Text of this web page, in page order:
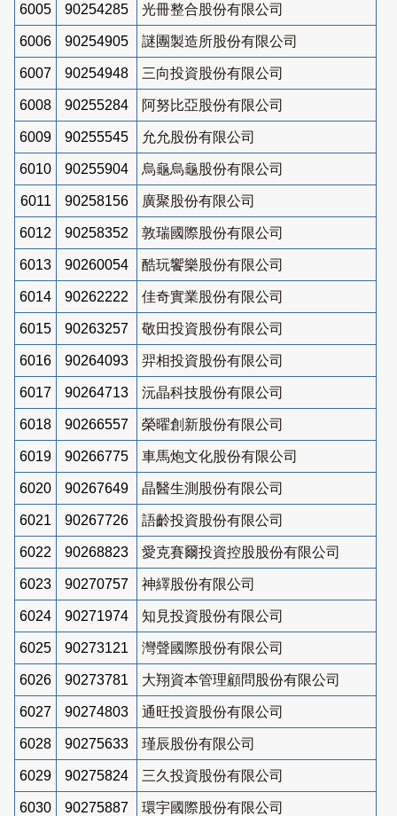
6005 90254285 光冊整合股份有限公司
6006 90254905 謎團製造所股份有限公司
6007 90254948 三向投資股份有限公司
6008 90255284 阿努比亞股份有限公司
6009 90255545 允允股份有限公司
6010 90255904 烏龜烏龜股份有限公司
6011 90258156 廣聚股份有限公司
6012 90258352 敦瑞國際股份有限公司
6013 90260054 酷玩饗樂股份有限公司
6014 90262222 佳奇實業股份有限公司
6015 90263257 敬田投資股份有限公司
6016 90264093 羿相投資股份有限公司
6017 90264713 沅晶科技股份有限公司
6018 90266557 榮曜創新股份有限公司
6019 90266775 車馬炮文化股份有限公司
6020 90267649 晶醫生測股份有限公司
6021 90267726 語齡投資股份有限公司
6022 90268823 愛克賽爾投資控股股份有限公司
6023 90270757 神繹股份有限公司
6024 90271974 知見投資股份有限公司
6025 90273121 灣聲國際股份有限公司
6026 90273781 大翔資本管理顧問股份有限公司
6027 90274803 通旺投資股份有限公司
6028 90275633 瑾辰股份有限公司
6029 90275824 三久投資股份有限公司
6030 90275887 環宇國際股份有限公司